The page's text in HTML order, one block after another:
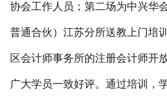
协会工作人员；第二场为中兴华
普通合伙）江苏分所送教上门培
区会计师事务所的注册会计师开
广大学员一致好评。通过培训，